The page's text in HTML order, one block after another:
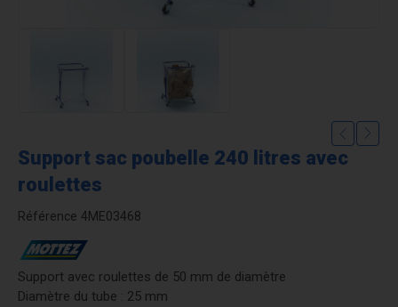
Support sac poubelle 240 litres avec
roulettes
Référence 4ME03468
Support avec roulettes de 50 mm de diamètre
Diamètre du tube : 25 mm